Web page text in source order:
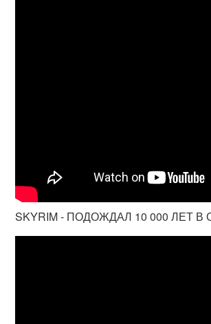
SKYRIM - ПОДОЖДАЛ 10 000 ЛЕТ